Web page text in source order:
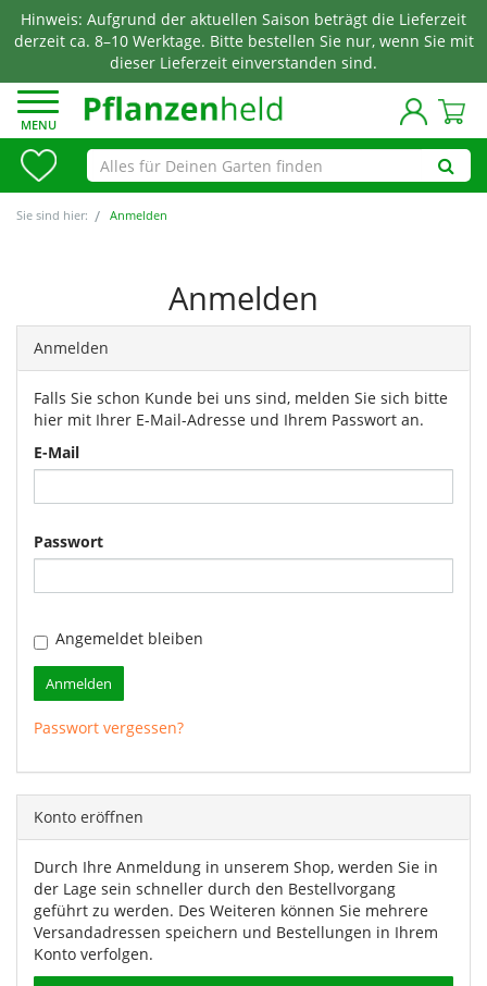
Hinweis: Aufgrund der aktuellen Saison beträgt die Lieferzeit
derzeit ca. 8–10 Werktage. Bitte bestellen Sie nur, wenn Sie mit
dieser Lieferzeit einverstanden sind.
MENU
Sie sind hier: Anmelden
Anmelden
Anmelden
Falls Sie schon Kunde bei uns sind, melden Sie sich bitte
hier mit Ihrer E-Mail-Adresse und Ihrem Passwort an.
E-Mail
Passwort
Angemeldet bleiben
Anmelden
Passwort vergessen?
Konto eröffnen
Durch Ihre Anmeldung in unserem Shop, werden Sie in
der Lage sein schneller durch den Bestellvorgang
geführt zu werden. Des Weiteren können Sie mehrere
Versandadressen speichern und Bestellungen in Ihrem
Konto verfolgen.